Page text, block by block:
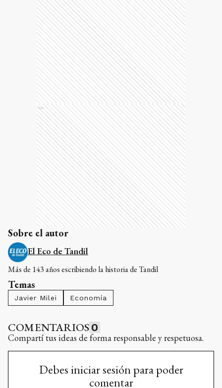
Ads
Sobre el autor
El Eco de Tandil
Más de 143 años escribiendo la historia de Tandil
Temas
Javier Milei Economía
COMENTARIOS 0
Compartí tus ideas de forma responsable y respetuosa.
Debes iniciar sesión para poder
comentar